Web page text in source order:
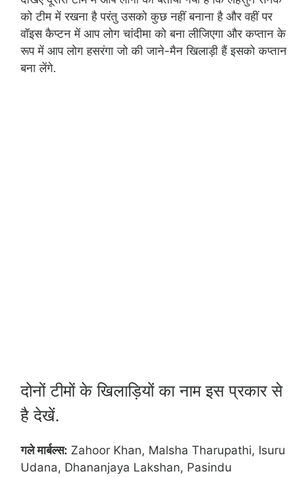
को टीम में रखना है परंतु उसको कुछ नहीं बनाना है और वहीं पर
वॉइस कैप्टन में आप लोग चांदीमा को बना लीजिएगा और कप्तान के
रूप में आप लोग हसरंगा जो की जाने-मैन खिलाड़ी हैं इसको कप्तान
बना लेंगे.
दोनों टीमों के खिलाड़ियों का नाम इस प्रकार से
है देखें.
गले मार्बल्स: Zahoor Khan, Malsha Tharupathi, Isuru
Udana, Dhananjaya Lakshan, Pasindu